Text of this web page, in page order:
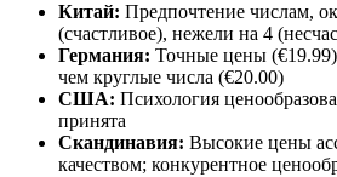
Китай: Предпочтение числам,
(счастливое), нежели на 4
Германия: Точные цены
чем круглые числа (€20.00)
США: Психология
принята
Скандинавия: Высокие цены
качеством; конкурентное